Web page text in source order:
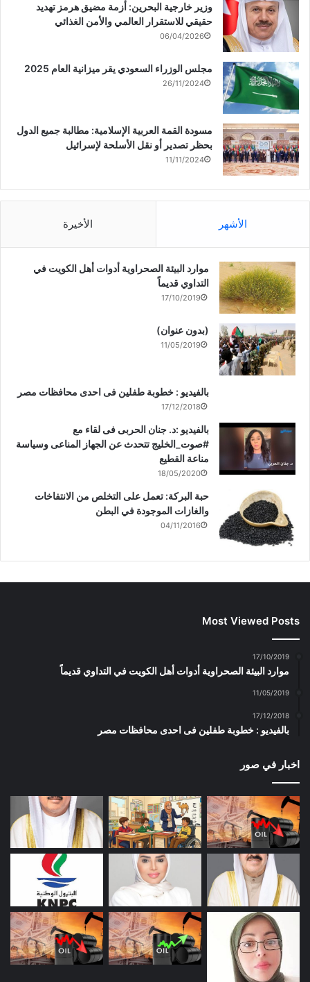
وزير خارجية البحرين: أزمة مضيق هرمز تهديد
حقيقي للاستقرار العالمي والأمن الغذائي
06/04/2026
مجلس الوزراء السعودي يقر ميزانية العام 2025
26/11/2024
مسودة القمة العربية الإسلامية: مطالبة جميع الدول
بحظر تصدير أو نقل الأسلحة لإسرائيل
11/11/2024
الأشهر الأخيرة
موارد البيئة الصحراوية أدوات أهل الكويت في
التداوي قديماً
17/10/2019
(بدون عنوان)
11/05/2019
بالفيديو : خطوبة طفلين فى احدى محافظات مصر
17/12/2018
بالفيديو :د. جنان الحربى فى لقاء مع
#صوت_الخليج تتحدث عن الجهاز المناعى وسياسة
مناعة القطيع
18/05/2020
حبة البركة: تعمل على التخلص من الانتفاخات
والغازات الموجودة في البطن
04/11/2016
Most Viewed Posts
17/10/2019
موارد البيئة الصحراوية أدوات أهل الكويت في التداوي قديماً
11/05/2019
17/12/2018
بالفيديو : خطوبة طفلين فى احدى محافظات مصر
اخبار في صور